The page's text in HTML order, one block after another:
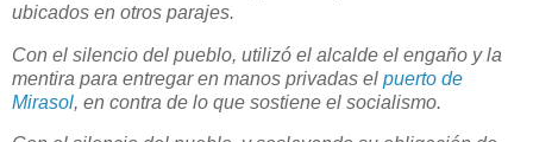
ubicados en otros parajes.
Con el silencio del pueblo, utilizó el alcalde el engaño y la
mentira para entregar en manos privadas el puerto de
Mirasol, en contra de lo que sostiene el socialismo.